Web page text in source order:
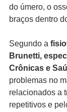
do úmero, o
braços dentro
Segundo a
Brunetti,
Crônicas e
problemas no
relacionados a
repetitivos e